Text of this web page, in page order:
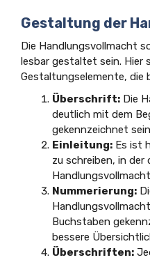
Gestaltung der
Die Handlungsvollmacht
lesbar gestaltet sein. Hier
Gestaltungselemente, die
Überschrift: Die
deutlich mit dem
gekennzeichnet
Einleitung: Es ist
zu schreiben, in der
Nummerierung:
Buchstaben
bessere
Überschriften: